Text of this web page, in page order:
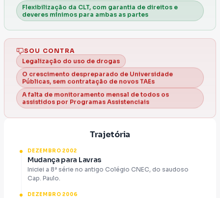
num hospital ou na mão de um criminoso. E
eu DECIDI sair do modo de apenas reclamar,
dormir nervosa, para iniciar um projeto a
longo prazo, me infiltrando nas entranhas
frias e distantes, até mesmo sujas, da
Política Brasileira. É lá que pretendo chegar e
manter meus valores intocáveis, puros.
Conto com seu mínimo apoio, aquele
por mim". E eu vou. Um abraço. Tenha fé, o
futuro é glorioso. E obrigada, desde já.
Flexibilização da CLT, com garantia de direitos e
deveres mínimos para ambas as partes
SOU CONTRA
Legalização do uso de drogas
O crescimento despreparado de Universidade
Públicas, sem contratação de novos TAEs
A falta de monitoramento mensal de todos os
assistidos por Programas Assistenciais
Trajetória
DEZEMBRO 2002
Mudança para Lavras
Iniciei a 8ª série no antigo Colégio CNEC, do saudoso
Cap. Paulo.
DEZEMBRO 2006